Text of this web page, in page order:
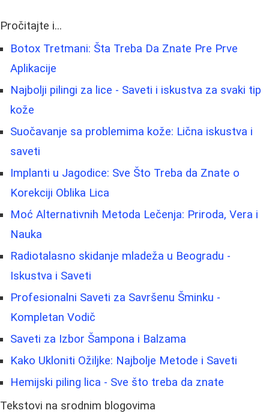
Pročitajte i...
Botox Tretmani: Šta Treba Da Znate Pre Prve
Aplikacije
Najbolji pilingi za lice - Saveti i iskustva za svaki tip
kože
Suočavanje sa problemima kože: Lična iskustva i
saveti
Implanti u Jagodice: Sve Što Treba da Znate o
Korekciji Oblika Lica
Moć Alternativnih Metoda Lečenja: Priroda, Vera i
Nauka
Radiotalasno skidanje mladeža u Beogradu -
Iskustva i Saveti
Profesionalni Saveti za Savršenu Šminku -
Kompletan Vodič
Saveti za Izbor Šampona i Balzama
Kako Ukloniti Ožiljke: Najbolje Metode i Saveti
Hemijski piling lica - Sve što treba da znate
Tekstovi na srodnim blogovima